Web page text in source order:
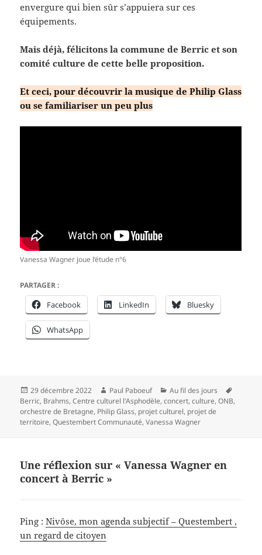
envergure qui bien sûr s’appuiera sur ces
équipements.
Mais déjà, félicitons la commune de Berric et son
comité culture de cette belle proposition.
Et ceci, pour découvrir la musique de Philip Glass
ou se familiariser un peu plus
Vanessa Wagner joue l’étude n°6
PARTAGER :
Facebook LinkedIn Bluesky
WhatsApp
Publié
le
29 décembre 2022 Auteur
Paul Paboeuf Catégories
Au fil des jours
Berric, Brahms,Centre culturel l'Asphodèle,concert,culture,ONB,
orchestre de Bretagne, Philip Glass, projet culturel, projet de
territoire,Questembert Communauté,Vanessa Wagner
Une réflexion sur « Vanessa Wagner en
concert à Berric »
Ping :Nivôse, mon agenda subjectif – Questembert ,
un regard de citoyen